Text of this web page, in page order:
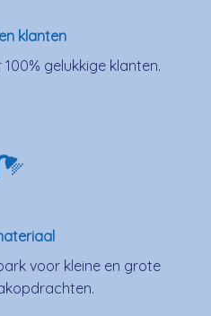
klanten
gelukkige klanten.
voor kleine en grote